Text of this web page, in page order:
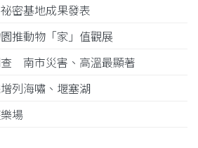
密基地成果發表
推動物「家」值觀展
查 南市災害、高溫最顯著
列海嘯、堰塞湖
場